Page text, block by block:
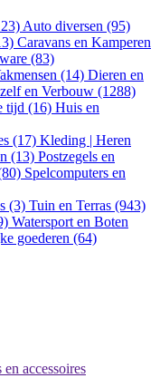
Auto diversen (95)
Caravans en Kamperen
(83)
(14) Dieren en
en Verbouw (1288)
tijd (16) Huis en
(17) Kleding | Heren
(13) Postzegels en
Spelcomputers en
(3) Tuin en Terras (943)
Watersport en Boten
goederen (64)
accessoires